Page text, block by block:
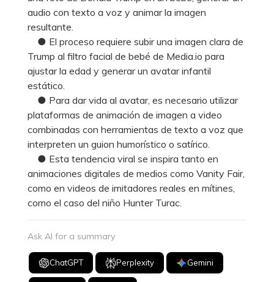
audio con texto a voz y animar la imagen
resultante.
● El proceso requiere subir una imagen clara de
Trump al filtro facial de bebé de Media.io para
ajustar la edad y generar un avatar infantil
estático.
● Para dar vida al avatar, es necesario utilizar
plataformas de animación de imagen a video
combinadas con herramientas de texto a voz que
interpreten un guion humorístico o satírico.
● Esta tendencia viral se inspira tanto en
animaciones digitales de medios como Vanity Fair,
como en videos de imitadores reales en mítines,
como el caso del niño Hunter Turac.
Ask AI for a summary
ChatGPT Perplexity Gemini